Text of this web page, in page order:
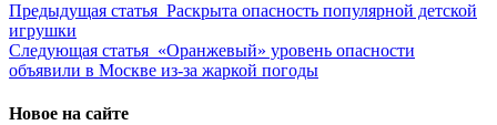
Предыдущая статья Раскрыта опасность популярной детской
игрушки
Следующая статья «Оранжевый» уровень опасности
объявили в Москве из-за жаркой погоды
Новое на сайте